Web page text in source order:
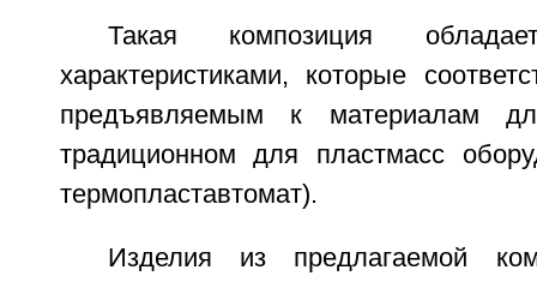
Такая композиция
характеристиками, которые
предъявляемым к материалам
традиционном для пластмасс
термопластавтомат).
Изделия из предлагаемой